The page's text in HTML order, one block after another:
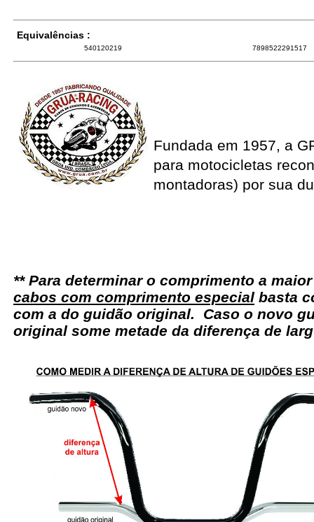
Equivalências :
540120219 7898522291517
Fundada em 1957, a
para motocicletas
montadoras) por sua
** Para determinar o comprimento a
cabos com comprimento especial basta
com a do guidão original. Caso o novo
original some metade da diferença de